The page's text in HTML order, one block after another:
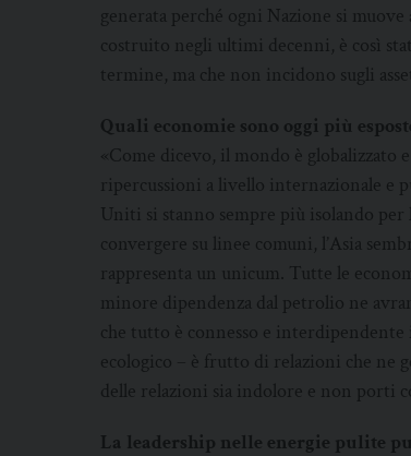
generata perché ogni Nazione si
costruito negli ultimi decenni, è così
termine, ma che non incidono sugli
Quali economie sono oggi più
«Come dicevo, il mondo è globalizzato
ripercussioni a livello internazionale e
Uniti si stanno sempre più isolando per
convergere su linee comuni, l’Asia
rappresenta un unicum. Tutte le
minore dipendenza dal petrolio ne
che tutto è connesso e
ecologico – è frutto di relazioni che ne
delle relazioni sia indolore e non porti
La leadership nelle energie pulite